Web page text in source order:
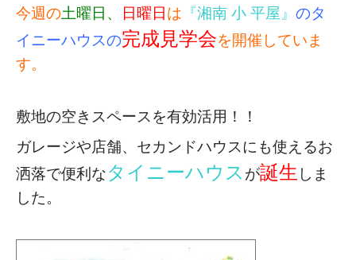
今週の土曜日、 日曜日 は 『湘南 小 平屋』 のタ
イニーハウスの完成見学会を開催していま
す。
敷地の空きスペースを有効活用！！
ガレージや店舗、セカンドハウスにも使えるお
洒落で便利なタイニーハウス が誕生 しま
した。